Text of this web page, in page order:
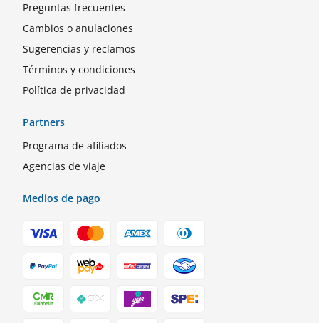
Preguntas frecuentes
Cambios o anulaciones
Sugerencias y reclamos
Términos y condiciones
Política de privacidad
Partners
Programa de afiliados
Agencias de viaje
Medios de pago